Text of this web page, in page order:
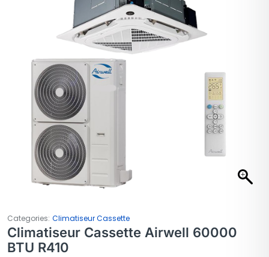
Categories: Climatiseur Cassette
Climatiseur Cassette Airwell 60000
BTU R410